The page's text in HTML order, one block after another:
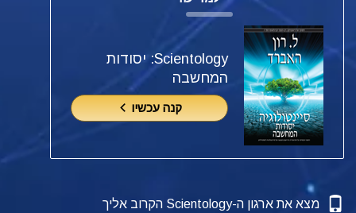
Scientology: יסודות
המחשבה
קנה עכשיו
מצא את ארגון ה-Scientology הקרוב אליך